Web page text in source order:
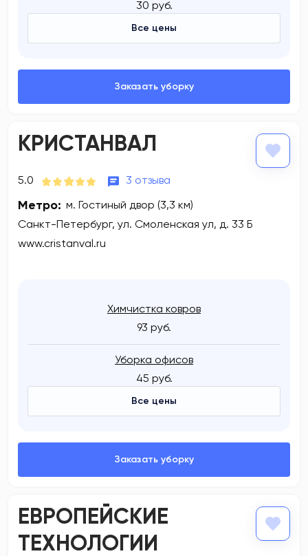
30 руб.
Все цены
КРИСТАНВАЛ
5.0 3 отзыва
Метро: м. Гостиный двор (3,3 км)
Санкт-Петербург, ул. Смоленская ул, д. 33 Б
www.cristanval.ru
Химчистка ковров
93 руб.
Уборка офисов
45 руб.
Все цены
ЕВРОПЕЙСКИЕ
ТЕХНОЛОГИИ